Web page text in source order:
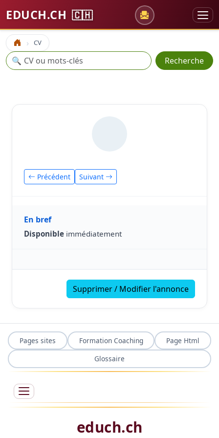
EDUCH.CH 🇨🇭
Accueil CV
Recherche
🔍 Recherche
Précédent Suivant
En bref
Disponible immédiatement
Supprimer / Modifier l'annonce
Pages sites Formation Coaching
Page Html
Glossaire
educh.ch